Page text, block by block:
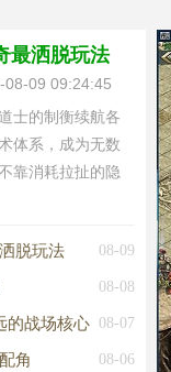
最洒脱玩法
09 09:24:45
士的制衡续航各
体系，成为无数
靠消耗拉扯的隐
08-09
脱玩法
08-08
08-07
战场核心
08-06
角